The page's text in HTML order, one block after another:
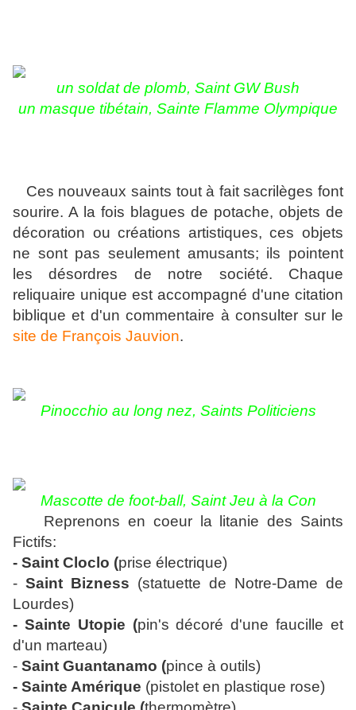
un soldat de plomb, Saint GW Bush
un masque tibétain, Sainte Flamme Olympique
Ces nouveaux saints tout à fait sacrilèges font
sourire. A la fois blagues de potache, objets de
décoration ou créations artistiques, ces objets
ne sont pas seulement amusants; ils pointent
les désordres de notre société. Chaque
reliquaire unique est accompagné d'une citation
biblique et d'un commentaire à consulter sur le
site de François Jauvion.
Pinocchio au long nez, Saints Politiciens
Mascotte de foot-ball, Saint Jeu à la Con
Reprenons en coeur la litanie des Saints
Fictifs:
- Saint Cloclo (prise électrique)
- Saint Bizness (statuette de Notre-Dame de
Lourdes)
- Sainte Utopie (pin's décoré d'une faucille et
d'un marteau)
- Saint Guantanamo (pince à outils)
- Sainte Amérique (pistolet en plastique rose)